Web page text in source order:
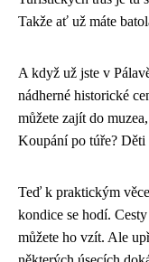
Takže ať už máte
A když už jste v
nádherné historické
můžete zajít do
Koupání po túře? Děti
Teď k praktickým
kondice se hodí.
můžete ho vzít. Ale